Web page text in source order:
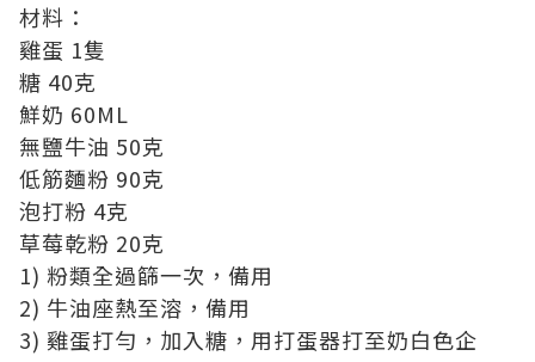
材料：
雞蛋 1隻
糖 40克
鮮奶 60ML
無鹽牛油 50克
低筋麵粉 90克
泡打粉 4克
草莓乾粉 20克
1) 粉類全過篩一次，備用
2) 牛油座熱至溶，備用
3) 雞蛋打勻，加入糖，用打蛋器打至奶白色企